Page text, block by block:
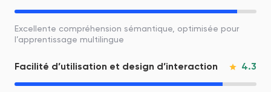
Excellente compréhension sémantique, optimisée pour
l’apprentissage multilingue
Facilité d’utilisation et design d’interaction 4.3